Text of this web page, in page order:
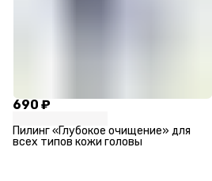
690 ₽
Пилинг «Глубокое очищение» для
всех типов кожи головы